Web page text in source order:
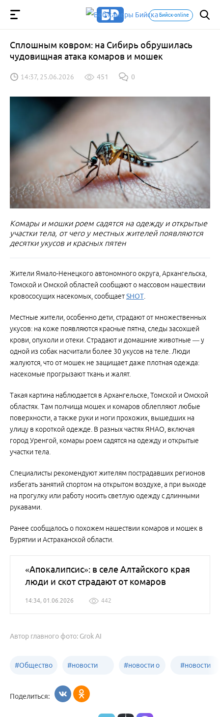
Бийск-online
Сплошным ковром: на Сибирь обрушилась
чудовищная атака комаров и мошек
14:37, 25.06.2026 451 0
Комары и мошки роем садятся на одежду и открытые
участки тела, от чего у местных жителей появляются
десятки укусов и красных пятен
Жители Ямало-Ненецкого автономного округа, Архангельска,
Томской и Омской областей сообщают о массовом нашествии
кровососущих насекомых, сообщаетSHOT.
Местные жители, особенно дети, страдают от множественных
укусов: на коже появляются красные пятна, следы засохшей
крови, опухоли и отеки. Страдают и домашние животные — у
одной из собак насчитали более 30 укусов на теле. Люди
жалуются, что от мошек не защищает даже плотная одежда:
насекомые прогрызают ткань и жалят.
Такая картина наблюдается в Архангельске, Томской и Омской
областях. Там полчища мошек и комаров облепляют любые
поверхности, а также руки и ноги прохожих, вышедших на
улицу в короткой одежде. В разных частях ЯНАО, включая
город Уренгой, комары роем садятся на одежду и открытые
участки тела.
Специалисты рекомендуют жителям пострадавших регионов
избегать занятий спортом на открытом воздухе, а при выходе
на прогулку или работу носить светлую одежду с длинными
рукавами.
Ранее сообщалось о похожем нашествии комаров и мошек в
Бурятии и Астраханской области.
«Апокалипсис»: в селе Алтайского края
люди и скот страдают от комаров
14:34, 01.06.2026 442
Автор главного фото: Grok AI
#Общество #новости
образования
#новости о #новости
Поделиться: